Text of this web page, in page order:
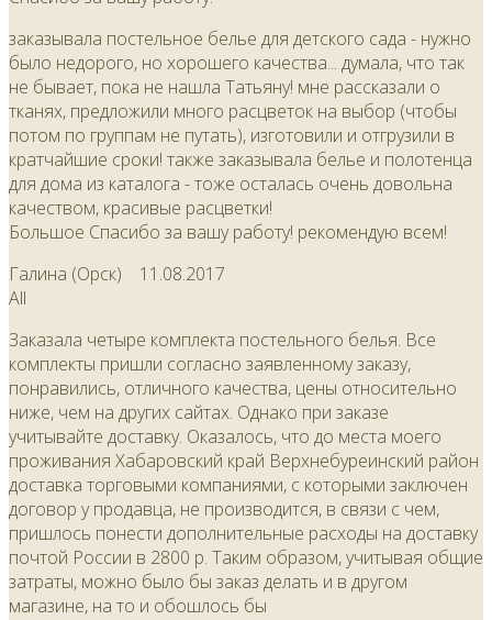
заказывала постельное белье для детского сада - нужно
было недорого, но хорошего качества... думала, что так
не бывает, пока не нашла Татьяну! мне рассказали о
тканях, предложили много расцветок на выбор (чтобы
потом по группам не путать), изготовили и отгрузили в
кратчайшие сроки! также заказывала белье и полотенца
для дома из каталога - тоже осталась очень довольна
качеством, красивые расцветки!
Большое Спасибо за вашу работу! рекомендую всем!
Галина (Орск) 11.08.2017
All
Заказала четыре комплекта постельного белья. Все
комплекты пришли согласно заявленному заказу,
понравились, отличного качества, цены относительно
ниже, чем на других сайтах. Однако при заказе
учитывайте доставку. Оказалось, что до места моего
проживания Хабаровский край Верхнебуреинский район
доставка торговыми компаниями, с которыми заключен
договор у продавца, не производится, в связи с чем,
пришлось понести дополнительные расходы на доставку
почтой России в 2800 р. Таким образом, учитывая общие
затраты, можно было бы заказ делать и в другом
магазине, на то и обошлось бы